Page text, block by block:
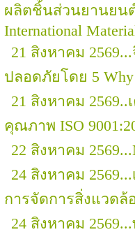
ผลิตชิ้นส่วนยานยนต์
International
21 สิงหาคม
ปลอดภัยโดย 5 Why
21 สิงหาคม
คุณภาพ ISO
22 สิงหาคม
24 สิงหาคม
การจัดการสิ่งแวดล้
24 สิงหาคม